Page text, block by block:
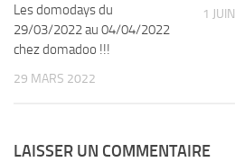
Les domodays du
29/03/2022 au 04/04/2022
chez domadoo !!!
29 MARS 2022
1
LAISSER UN COMMENTAIRE